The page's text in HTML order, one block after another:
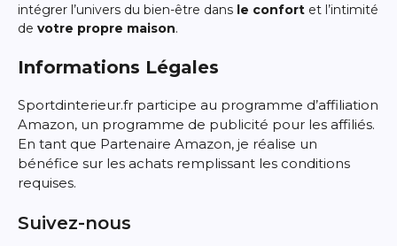
intégrer l’univers du bien-être dans le confort et l’intimité
de votre propre maison.
Informations Légales
Sportdinterieur.fr participe au programme d’affiliation
Amazon, un programme de publicité pour les affiliés.
En tant que Partenaire Amazon, je réalise un
bénéfice sur les achats remplissant les conditions
requises.
Suivez-nous